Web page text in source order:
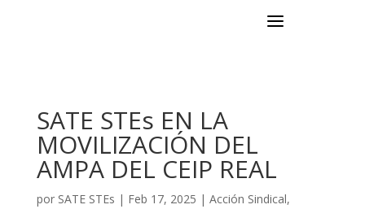
a
SATE STEs EN LA
MOVILIZACIÓN DEL
AMPA DEL CEIP REAL
por SATE STEs | Feb 17, 2025 | Acción Sindical,